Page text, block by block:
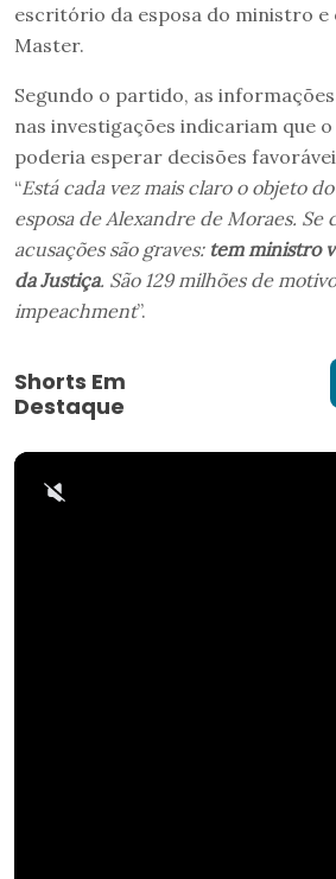
escritório da esposa do ministro e
Master.
Segundo o partido, as
nas investigações indicariam que
poderia esperar decisões
“Está cada vez mais claro o objeto
esposa de Alexandre de Moraes. Se
acusações são graves: tem ministro
da Justiça. São 129 milhões de
impeachment”.
Shorts Em
Destaque